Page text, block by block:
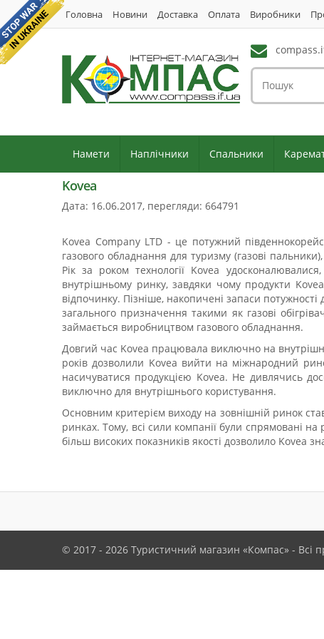
Головна Новини Доставка Оплата Виробники
Намети Наплічники Спальники
Kovea
Дата: 16.06.2017, перегляди: 664791
Kovea Company LTD - це потужний
газового обладнання для туризму (газові
Рік за роком технології Kovea
внутрішньому ринку, завдяки чому продукти
відпочинку. Пізніше, накопичені запаси
загального призначення такими як газові
займається виробництвом газового обладнання.
Довгий час Kovea працювала виключно на
років дозволили Kovea вийти на міжнародний
насичуватися продукцією Kovea. Не дивлячись
виключно для внутрішнього користування.
Основним критерієм виходу на зовнішній ринок
ринках. Тому, всі сили компанії були спрямовані
більш високих показників якості дозволило Kovea
© 2017 - 2026 Туристичний магазин «Компас» - Всі